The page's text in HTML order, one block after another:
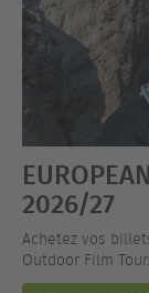
2026/27
Achetez vos
Outdoor Film Tour.